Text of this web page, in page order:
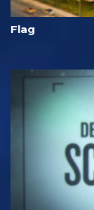
Flag